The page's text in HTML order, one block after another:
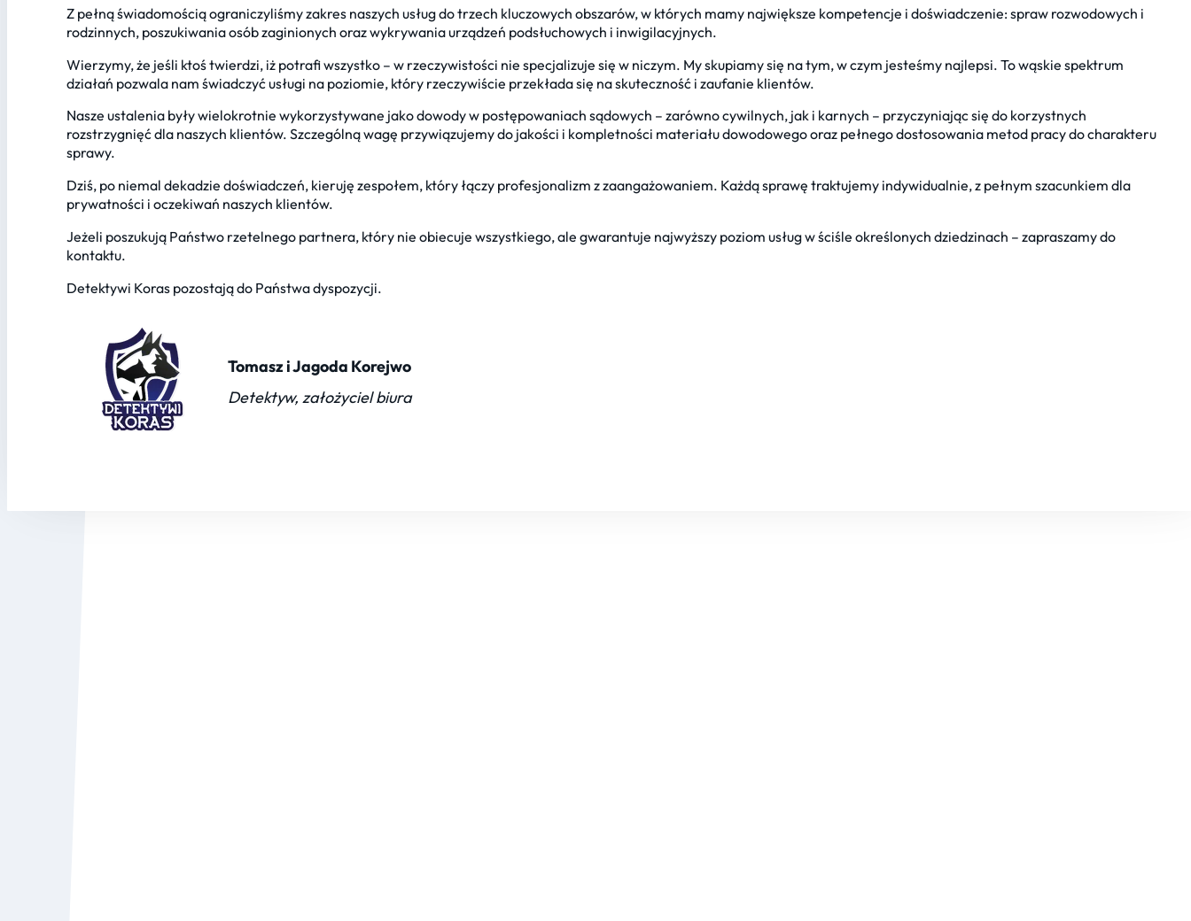
Z pełną świadomością ograniczyliśmy zakres naszych usług do trzech kluczowych obszarów, w których mamy największe kompetencje i doświadczenie: spraw rozwodowych i
rodzinnych, poszukiwania osób zaginionych oraz wykrywania urządzeń podsłuchowych i inwigilacyjnych.
Wierzymy, że jeśli ktoś twierdzi, iż potrafi wszystko – w rzeczywistości nie specjalizuje się w niczym. My skupiamy się na tym, w czym jesteśmy najlepsi. To wąskie spektrum
działań pozwala nam świadczyć usługi na poziomie, który rzeczywiście przekłada się na skuteczność i zaufanie klientów.
Nasze ustalenia były wielokrotnie wykorzystywane jako dowody w postępowaniach sądowych – zarówno cywilnych, jak i karnych – przyczyniając się do korzystnych
rozstrzygnięć dla naszych klientów. Szczególną wagę przywiązujemy do jakości i kompletności materiału dowodowego oraz pełnego dostosowania metod pracy do charakteru
sprawy.
Dziś, po niemal dekadzie doświadczeń, kieruję zespołem, który łączy profesjonalizm z zaangażowaniem. Każdą sprawę traktujemy indywidualnie, z pełnym szacunkiem dla
prywatności i oczekiwań naszych klientów.
Jeżeli poszukują Państwo rzetelnego partnera, który nie obiecuje wszystkiego, ale gwarantuje najwyższy poziom usług w ściśle określonych dziedzinach – zapraszamy do
kontaktu.
Detektywi Koras pozostają do Państwa dyspozycji.
Tomasz i Jagoda Korejwo
Detektyw, założyciel biura